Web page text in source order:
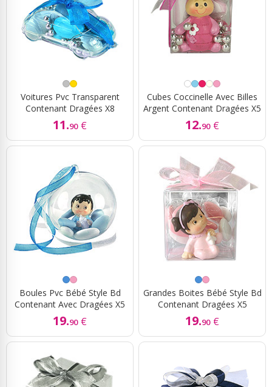
Voitures Pvc Transparent
Contenant Dragées X8
11.90 €
Cubes Coccinelle Avec Billes
Argent Contenant Dragées X5
12.90 €
Boules Pvc Bébé Style Bd
Contenant Avec Dragées X5
19.90 €
Grandes Boites Bébé Style Bd
Contenant Dragées X5
19.90 €